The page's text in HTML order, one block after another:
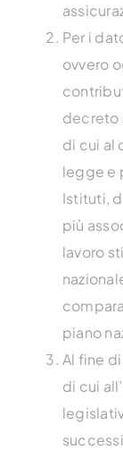
Per i
ovvero
decreto
di cui al
legge e
Istituti,
più
lavoro
piano
Al fine
di cui